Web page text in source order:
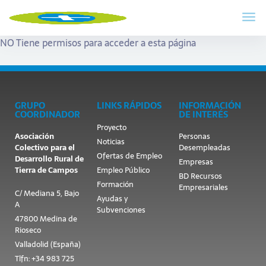
NO Tiene permisos para acceder a esta página
GRUPO
COORDINADOR
Asociación
Colectivo para el
Desarrollo Rural de
Tierra de Campos
C/ Mediana 5, Bajo
A
47800 Medina de
Rioseco
Valladolid (España)
Tlfn: +34 983 725
LINKS RÁPIDOS
Proyecto
Noticias
Ofertas de Empleo
Empleo Público
Formación
Ayudas y
Subvenciones
INFORMACIÓN
DE INTERÉS
Personas
Desempleadas
Empresas
BD Recursos
Empresariales